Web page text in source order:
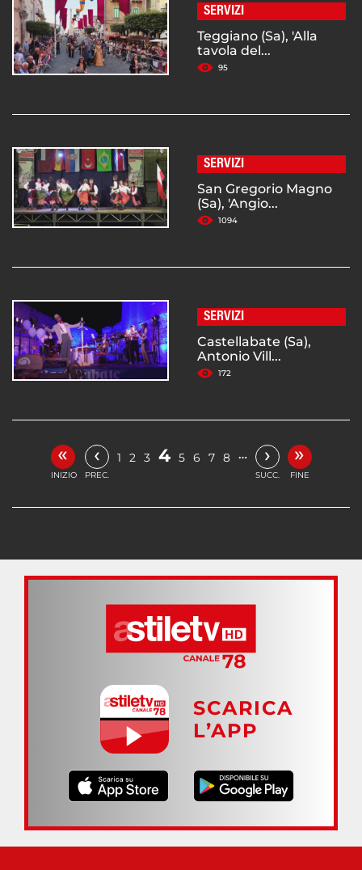
SERVIZI
Teggiano (Sa), 'Alla
tavola del...
95
SERVIZI
San Gregorio Magno
(Sa), 'Angio...
1094
SERVIZI
Castellabate (Sa),
Antonio Vill...
172
«
INIZIO
‹
PREC.
1 2 3 4 5 6 7 8 … ›
SUCC.
»
FINE
SCARICA
L’APP